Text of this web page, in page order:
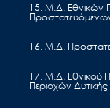
15. Μ.Δ. Εθνικών
16. Μ.Δ.
17. Μ.Δ. Εθνικού
Περιοχών
έντυπου